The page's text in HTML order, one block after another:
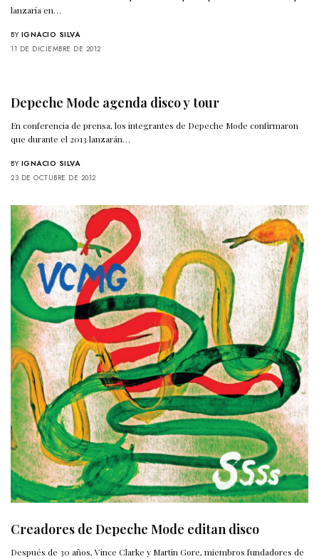
lanzaría en…
BY IGNACIO SILVA
11 DE DICIEMBRE DE 2012
Depeche Mode agenda disco y tour
En conferencia de prensa, los integrantes de Depeche Mode confirmaron
que durante el 2013 lanzarán…
BY IGNACIO SILVA
23 DE OCTUBRE DE 2012
Creadores de Depeche Mode editan disco
Después de 30 años, Vince Clarke y Martin Gore, miembros fundadores de